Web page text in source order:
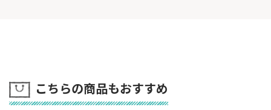
こちらの商品もおすすめ